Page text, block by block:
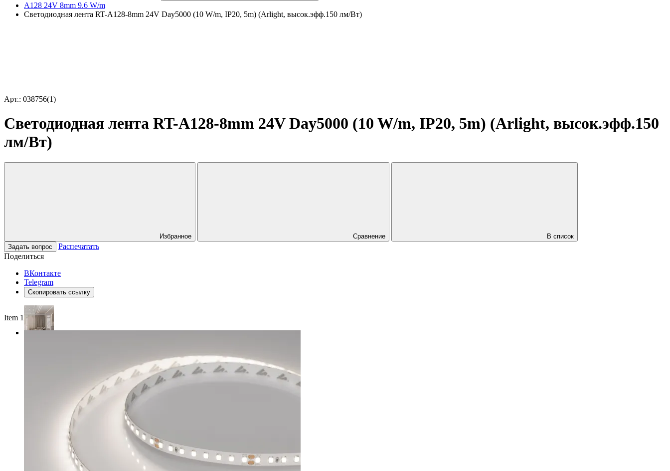
A128 24V 8mm 9.6 W/m
Светодиодная лента RT-A128-8mm 24V Day5000 (10 W/m, IP20, 5m) (Arlight, высок.эфф.150 лм/Вт)
Арт.: 038756(1)
Светодиодная лента RT-A128-8mm 24V Day5000 (10 W/m, IP20, 5m) (Arlight, высок.эфф.150
лм/Вт)
Избранное Сравнение
В список
Задать вопрос
Распечатать
Поделиться
ВКонтакте
Telegram
Скопировать ссылку
Item 1 of 5